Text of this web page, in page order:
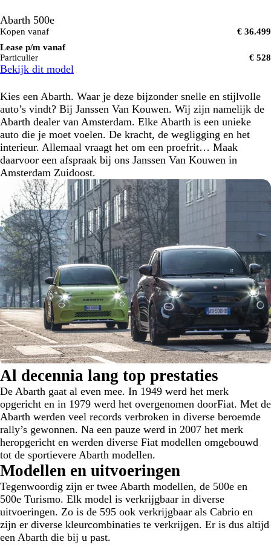
Abarth 500e
Kopen vanaf
€ 36.499
Lease p/m vanaf
Particulier
€ 528
Bekijk dit model
Kies een Abarth. Waar je deze bijzonder snelle en stijlvolle
auto’s vindt? Bij Janssen Van Kouwen. Wij zijn namelijk de
Abarth dealer van Amsterdam. Elke Abarth is een unieke
auto die je moet voelen. De kracht, de wegligging en het
interieur. Allemaal vraagt het om een proefrit… Maak
daarvoor een afspraak bij ons Janssen Van Kouwen in
Amsterdam Zuidoost.
Al decennia lang top prestaties
De Abarth gaat al even mee. In 1949 werd het merk
opgericht en in 1979 werd het overgenomen doorFiat. Met de
Abarth werden veel records verbroken in diverse beroemde
rally’s gewonnen. Na een pauze werd in 2007 het merk
heropgericht en werden diverse Fiat modellen omgebouwd
tot de sportievere Abarth modellen.
Modellen en uitvoeringen
Tegenwoordig zijn er twee Abarth modellen, de 500e en
500e Turismo. Elk model is verkrijgbaar in diverse
uitvoeringen. Zo is de 595 ook verkrijgbaar als Cabrio en
zijn er diverse kleurcombinaties te verkrijgen. Er is dus altijd
een Abarth die bij u past.